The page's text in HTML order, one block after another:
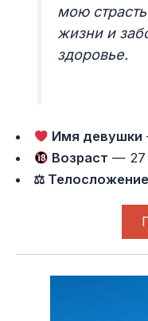
мою
жизни и
здоровье.
Имя девушки
Возраст — 27
⚖ Телосложение